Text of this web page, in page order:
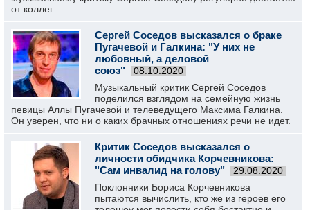
от коллег.
Сергей Соседов высказался о браке
Пугачевой и Галкина: "У них не
любовный, а деловой
союз"
08.10.2020
Музыкальный критик Сергей Соседов
поделился взглядом на семейную жизнь
певицы Аллы Пугачевой и телеведущего Максима Галкина.
Он уверен, что ни о каких брачных отношениях речи не идет.
Критик Соседов высказался о
личности обидчика Корчевникова:
"Сам инвалид на голову"
29.08.2020
Поклонники Бориса Корчевникова
пытаются вычислить, кто же из героев его